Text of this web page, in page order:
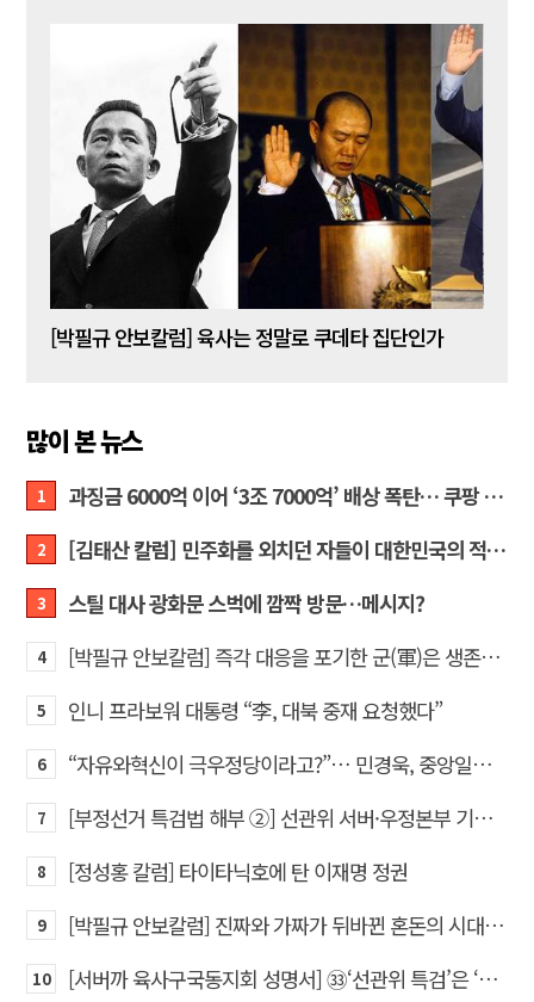
[박필규 안보칼럼] 육사는 정말로 쿠데타 집단인가
많이 본 뉴스
1 과징금 6000억 이어 ‘3조 7000억’ 배상 폭탄… 쿠팡 때리기에 한미 통상 ‘초비상’
2 [김태산 칼럼] 민주화를 외치던 자들이 대한민국의 적이고 간첩이었다
3 스틸 대사 광화문 스벅에 깜짝 방문…메시지?
4 [박필규 안보칼럼] 즉각 대응을 포기한 군(軍)은 생존할 수 없다
5 인니 프라보워 대통령 “李, 대북 중재 요청했다”
6 “자유와혁신이 극우정당이라고?”… 민경욱, 중앙일보 직격
7 [부정선거 특검법 해부 ②] 선관위 서버·우정본부 기록까지…‘증거를 끌어오는 칼’
8 [정성홍 칼럼] 타이타닉호에 탄 이재명 정권
9 [박필규 안보칼럼] 진짜와 가짜가 뒤바뀐 혼돈의 시대, 안보 파탄은 막아야
10 [서버까 육사구국동지회 성명서] ㉝‘선관위 특검’은 ‘부정선거 특검’으로 명명하고 박주현 변호사를 ‘특검’으로 임명하라!